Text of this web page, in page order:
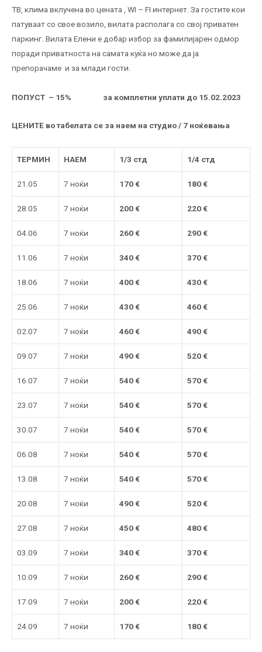
ТВ, клима вклучена во цената , WI – FI интернет. За гостите кои
патуваат со свое возило, вилата располага со свој приватен
паркинг. Вилата Елени е добар избор за фамилијарен одмор
поради приватноста на самата куќа но може да ја
препорачаме и за млади гости.
ПОПУСТ – 15% за комплетни уплати до 15.02.2023
ЦЕНИТЕ во табелата се за наем на студио / 7 ноќевања
ТЕРМИН НАЕМ 1/3 стд 1/4 стд
21.05 7 ноќи 170 € 180 €
28.05 7 ноќи 200 € 220 €
04.06 7 ноќи 260 € 290 €
11.06 7 ноќи 340 € 370 €
18.06 7 ноќи 400 € 430 €
25.06 7 ноќи 430 € 460 €
02.07 7 ноќи 460 € 490 €
09.07 7 ноќи 490 € 520 €
16.07 7 ноќи 540 € 570 €
23.07 7 ноќи 540 € 570 €
30.07 7 ноќи 540 € 570 €
06.08 7 ноќи 540 € 570 €
13.08 7 ноќи 540 € 570 €
20.08 7 ноќи 490 € 520 €
27.08 7 ноќи 450 € 480 €
03.09 7 ноќи 340 € 370 €
10.09 7 ноќи 260 € 290 €
17.09 7 ноќи 200 € 220 €
24.09 7 ноќи 170 € 180 €